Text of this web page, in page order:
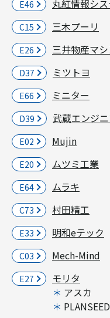
E46 丸紅情報シ
C15 三木プーリ
E26 三井物産マ
D37 ミツトヨ
E66 ミニター
D39 武蔵エンジ
E02 Mujin
E20 ムツミ工業
E64 ムラキ
C73 村田精工
E33 明和eテック
C03 Mech-Mind
E27
モリタ
アスカ
PLANSEED